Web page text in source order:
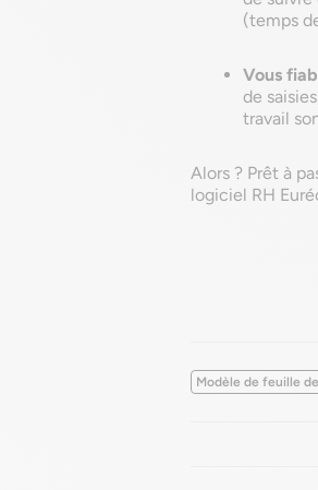
(temps
Vous
de
travail
Alors ? Prêt à
logiciel RH
Modèle de feuille